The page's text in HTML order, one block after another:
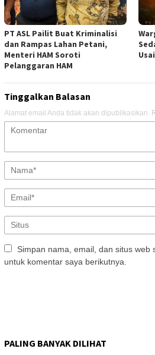
PT ASL Pailit Buat Kriminalisi
dan Rampas Lahan Petani,
Menteri HAM Soroti
Pelanggaran HAM
Tinggalkan Balasan
Alamat email Anda tidak akan dipublikasikan.
Simpan nama, email, dan situs web
untuk komentar saya berikutnya.
PALING BANYAK DILIHAT